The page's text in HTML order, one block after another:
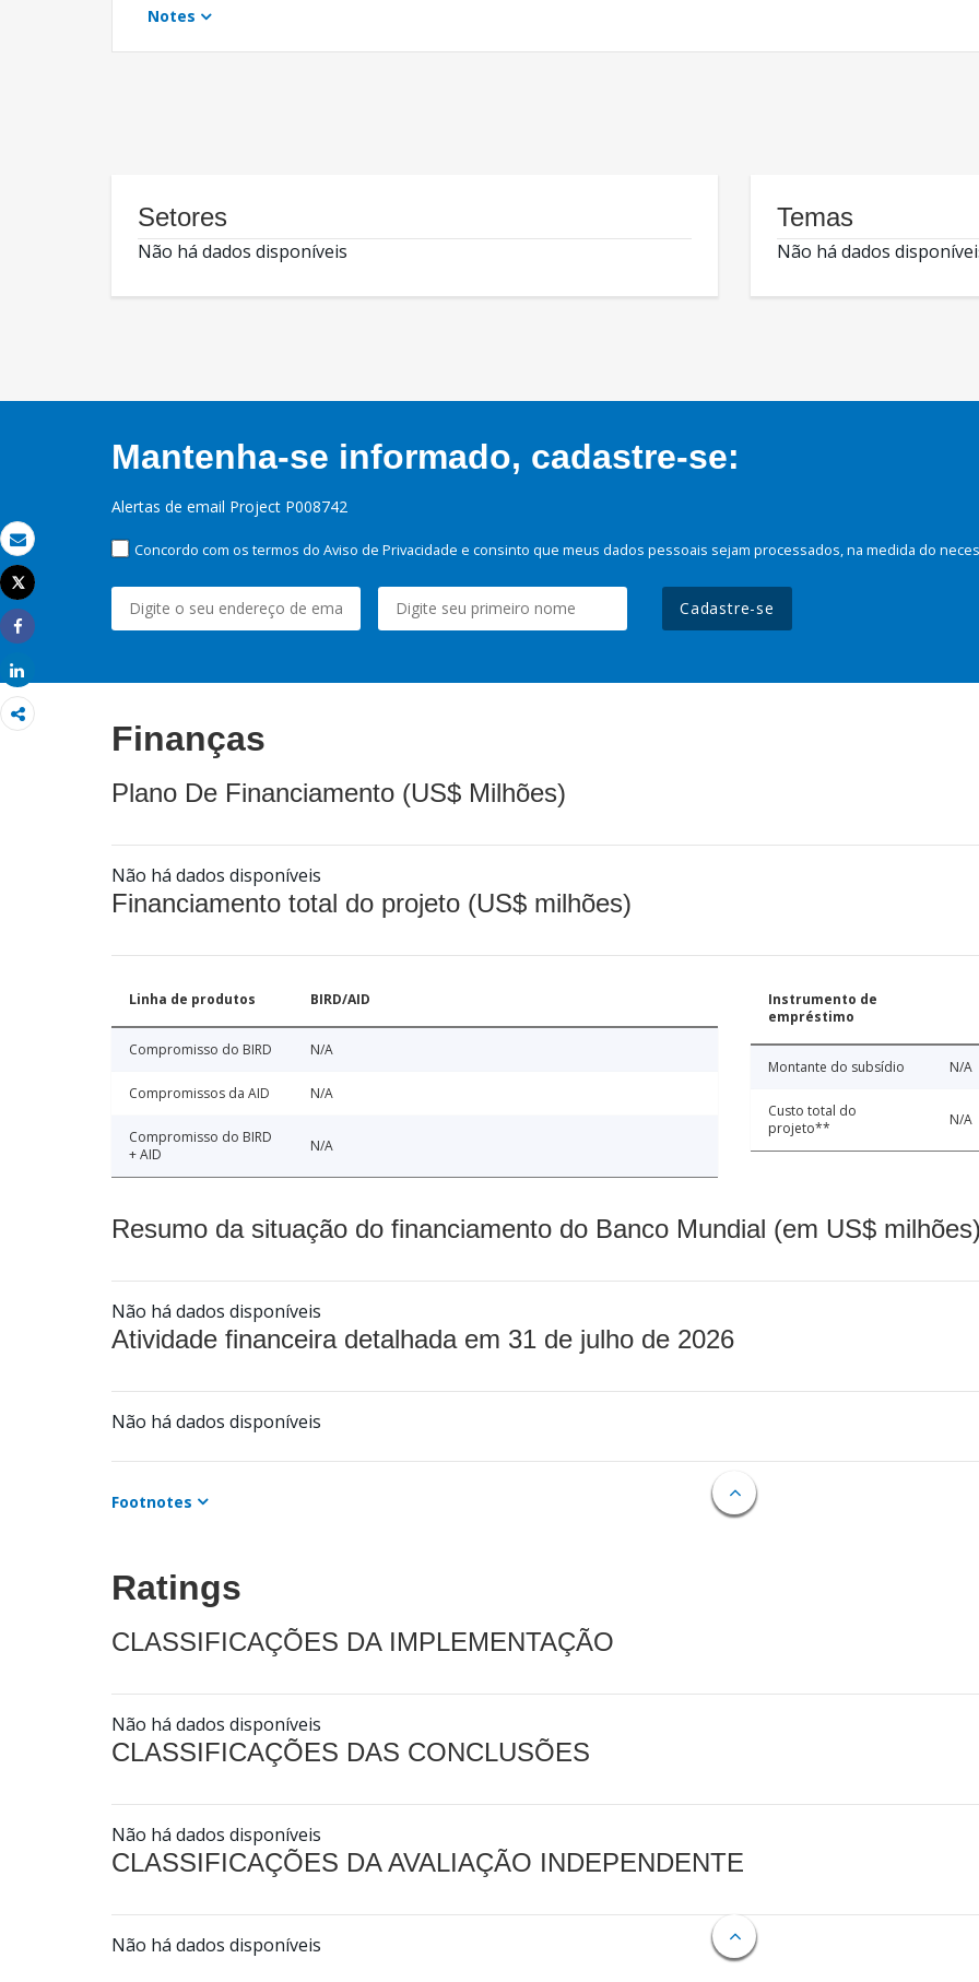
Email
Imprimir
Tweet
Share
Notes
Setores
Não há dados disponíveis
Temas
Não há dados
Mantenha-se informado, cadastre-se:
Alertas de email Project P008742
Concordo com os termos do Aviso de Privacidade e consinto que meus dados pessoais sejam processados, na medida do
Cadastre-se
Finanças
Plano De Financiamento (US$ Milhões)
Não há dados disponíveis
Financiamento total do projeto (US$ milhões)
Linha de produtos BIRD/AID
Compromisso do BIRD N/A
Compromissos da AID N/A
Compromisso do BIRD
+ AID
N/A
Instrumento de
empréstimo
Montante do subsídio N/A
Custo total do
projeto**
N/A
Resumo da situação do financiamento do Banco Mundial (em US$
Não há dados disponíveis
Atividade financeira detalhada em 31 de julho de 2026
Não há dados disponíveis
Footnotes
Ratings
CLASSIFICAÇÕES DA IMPLEMENTAÇÃO
Não há dados disponíveis
CLASSIFICAÇÕES DAS CONCLUSÕES
Não há dados disponíveis
CLASSIFICAÇÕES DA AVALIAÇÃO INDEPENDENTE
Não há dados disponíveis